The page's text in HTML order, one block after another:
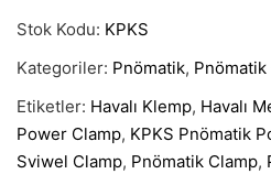
Stok Kodu: KPKS
Kategoriler: Pnömatik, Pnömatik
Etiketler: Havalı Klemp, Havalı
Power Clamp, KPKS Pnömatik
Sviwel Clamp, Pnömatik Clamp,